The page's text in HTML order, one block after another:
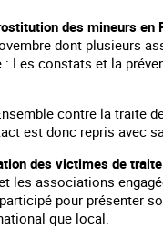
des mineurs en
dont plusieurs
Les constats et la
contre la traite
est donc repris avec
des victimes de
les associations
pour présenter
que local.